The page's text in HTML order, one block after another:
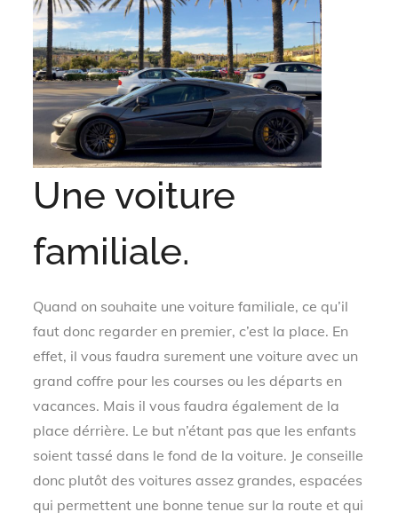
Une voiture
familiale.
Quand on souhaite une voiture familiale, ce qu’il
faut donc regarder en premier, c’est la place. En
effet, il vous faudra surement une voiture avec un
grand coffre pour les courses ou les départs en
vacances. Mais il vous faudra également de la
place dérrière. Le but n’étant pas que les enfants
soient tassé dans le fond de la voiture. Je conseille
donc plutôt des voitures assez grandes, espacées
qui permettent une bonne tenue sur la route et qui